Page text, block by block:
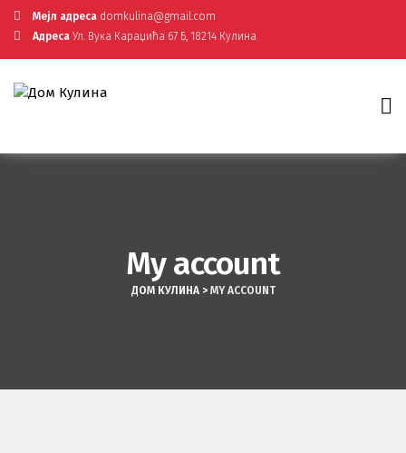
Мејл адреса domkulina@gmail.com
Адреса Ул. Вука Караџића 67 Б, 18214 Кулина
My account
ДОМ КУЛИНА> MY ACCOUNT